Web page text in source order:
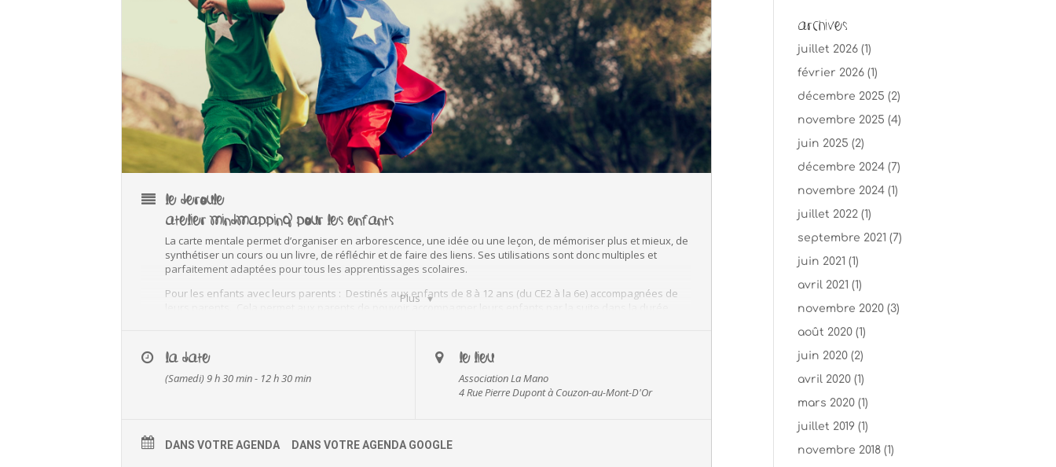
Plus
LE DEROULE
ATELIER MINDMAPPING POUR LES ENFANTS
La carte mentale permet d’organiser en arborescence, une idée ou une leçon, de mémoriser plus et mieux, de
synthétiser un cours ou un livre, de réfléchir et de faire des liens. Ses utilisations sont donc multiples et
parfaitement adaptées pour tous les apprentissages scolaires.
Pour les enfants avec leurs parents : Destinés aux enfants de 8 à 12 ans (du CE2 à la 6e) accompagnées de
applications concrètes …
LA DATE
(Samedi) 9 h 30 min - 12 h 30 min
LE LIEU
Association La Mano
4 Rue Pierre Dupont à Couzon-au-Mont-D'Or
DANS VOTRE AGENDA DANS VOTRE AGENDA GOOGLE
Archives
juillet 2026 (1)
février 2026 (1)
décembre 2025 (2)
novembre 2025 (4)
juin 2025 (2)
décembre 2024 (7)
novembre 2024 (1)
juillet 2022 (1)
septembre 2021 (7)
juin 2021 (1)
avril 2021 (1)
novembre 2020 (3)
août 2020 (1)
juin 2020 (2)
avril 2020 (1)
mars 2020 (1)
juillet 2019 (1)
novembre 2018 (1)